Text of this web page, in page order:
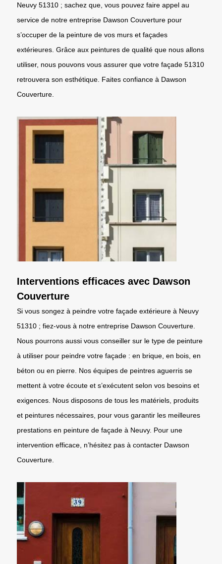
Neuvy 51310 ; sachez que, vous pouvez faire appel au
service de notre entreprise Dawson Couverture pour
s’occuper de la peinture de vos murs et façades
extérieures. Grâce aux peintures de qualité que nous allons
utiliser, nous pouvons vous assurer que votre façade 51310
retrouvera son esthétique. Faites confiance à Dawson
Couverture.
Interventions efficaces avec Dawson
Couverture
Si vous songez à peindre votre façade extérieure à Neuvy
51310 ; fiez-vous à notre entreprise Dawson Couverture.
Nous pourrons aussi vous conseiller sur le type de peinture
à utiliser pour peindre votre façade : en brique, en bois, en
béton ou en pierre. Nos équipes de peintres aguerris se
mettent à votre écoute et s’exécutent selon vos besoins et
exigences. Nous disposons de tous les matériels, produits
et peintures nécessaires, pour vous garantir les meilleures
prestations en peinture de façade à Neuvy. Pour une
intervention efficace, n’hésitez pas à contacter Dawson
Couverture.